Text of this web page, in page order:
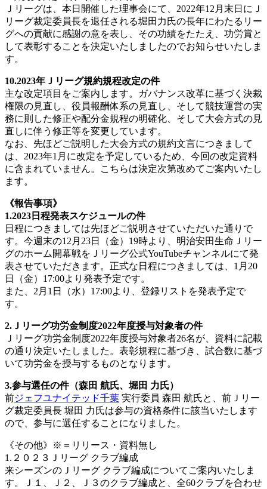
Ｊリーグは、本日開催した理事会にて、2022年12月末日にＪ
リーグ裁定委員長を退任される堀田力氏の長年にわたるリー
グへの貢献に感謝の意を表し、その功績をたたえ、功労賞と
して表彰することを決定いたしましたのでお知らせいたしま
す。
10.2023年Ｊリーグ規約規程改定の件
主な改定項目をご案内します。ガバナンス改革に基づく決裁
権限の見直し、役員報酬体系の見直し、そして競技運営の実
務に則した修正や配分金規程の明確化、そして大会方式の見
直しに伴う修正等を変更しています。
なお、先ほどご説明した大会方式の規約文言につきまして
は、2023年1月に改定を予定しているため、今回の改定資料
に含まれていません。こちらは決定次第改めてご案内いたし
ます。
《報告事項》
1.2023日程発表スケジュールの件
日程につきましては先ほどご説明させていただいた通りで
す。今週末の12月23日（金）19時より、明治安田生命Ｊリー
グのホーム開幕戦をＪリーグ公式YouTubeチャンネルにて発
表させていただきます。正式な日程につきましては、1月20
日（金）17:00より発表予定です。
また、2月1日（水）17:00より、登録リストを発表予定で
す。
2.Ｊリーグ功労金制度2022年度授与対象者の件
Ｊリーグ功労金制度2022年度授与対象者26名が、資料に記載
の通り決定いたしました。表彰規程に基づき、試合数に基づ
いて功労金を授与するものとなります。
3.参与選任の件（森田 航氏、堀田 力氏）
前ジェフユナイテッド千葉 実行委員 森田 航氏と、前Ｊリー
グ裁定委員長 堀田 力氏は参与の資格条件に該当いたします
ので、参与に選任することになりました。
《その他》※＝リリース・資料無し
1.２０２３Ｊリーグ クラブ編成
来シーズンのＪリーグ クラブ編成についてご案内いたしま
す。Ｊ１、Ｊ２、Ｊ３のクラブ編成と、全60クラブを合わせ